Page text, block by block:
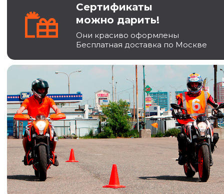
Сертификаты
можно дарить!
Они красиво оформлены
Бесплатная доставка по Москве